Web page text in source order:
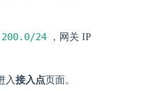
24 ，网关 IP
入 接入点页面。